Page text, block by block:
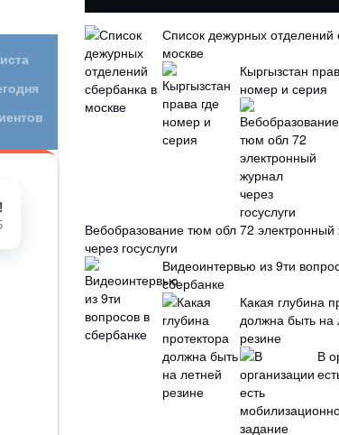
Список дежурных отделений
москве
Кыргызстан
номер и серия
Вебобразование тюм обл 72 электронный
через госуслуги
Видеоинтервью из 9ти
сбербанке
Какая глубина
должна быть на
резине
В